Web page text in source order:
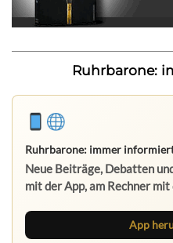
Ruhrbarone:
Ruhrbarone: immer
Neue Beiträge, Debatten
mit der App, am Rechner
App